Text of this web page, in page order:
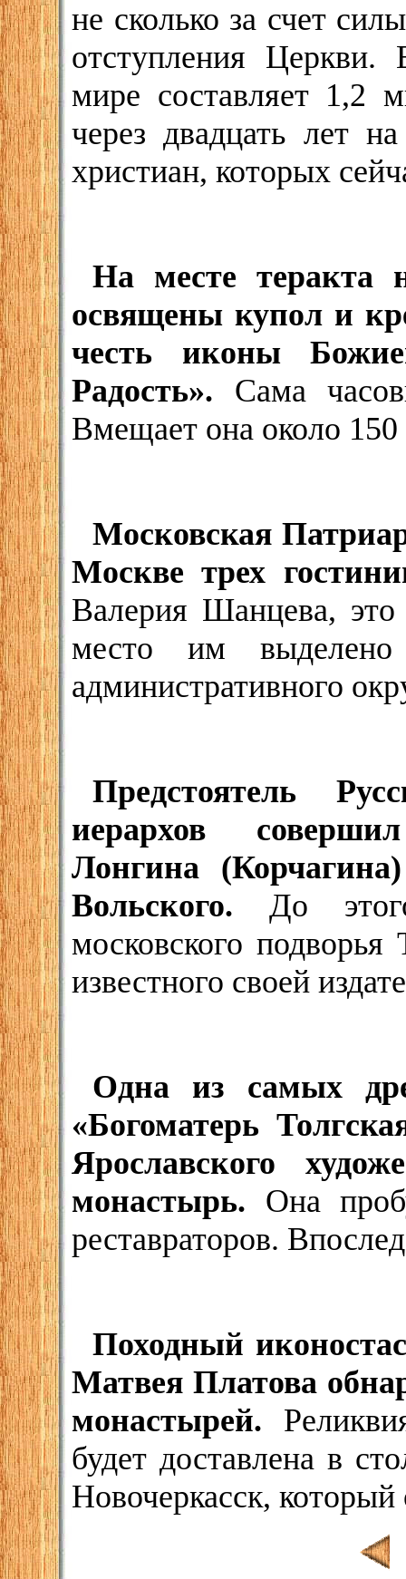
не сколько за счет
отступления
мире составляет 1,2
через двадцать лет
христиан, которых
На месте теракта
освящены купол и
честь иконы
Радость». Сама
Вмещает она около 150
Московская
Москве трех
Валерия Шанцева, это
место им выделено
административного
Предстоятель
иерархов
Лонгина
Вольского. До
московского
известного своей
Одна из самых
«Богоматерь
Ярославского
монастырь. Она
реставраторов.
Походный
Матвея Платова
монастырей.
будет доставлена в
Новочеркасск,